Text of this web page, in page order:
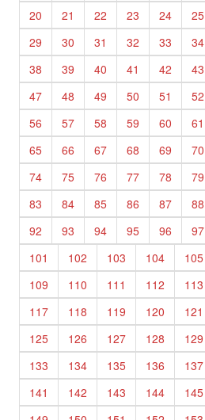
20
21 22 23 24 25
29
30 31 32 33 34
38
39 40 41 42 43
47
48 49 50 51 52
56
57 58 59 60 61
65
66 67 68 69 70
74
75 76 77 78 79
83
84 85 86 87 88
92
93 94 95 96 97
101
102 103 104 105
109
110 111 112 113
117
118 119 120 121
125
126 127 128 129
133
134 135 136 137
141
142 143 144 145